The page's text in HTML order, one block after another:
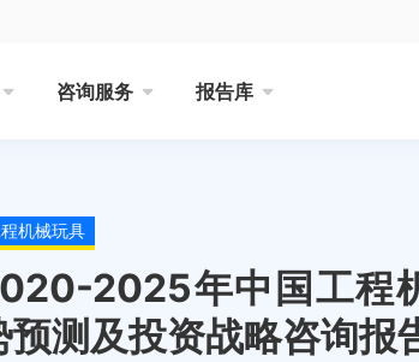
咨询服务 报告库
机械玩具
2025年中国工程
预测及投资战略咨询报